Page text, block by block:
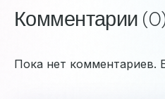
Комментарии
Пока нет комментариев.